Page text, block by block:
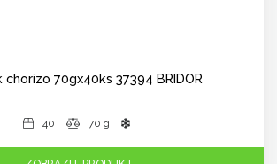
chorizo 70gx40ks 37394 BRIDOR
40 70 g